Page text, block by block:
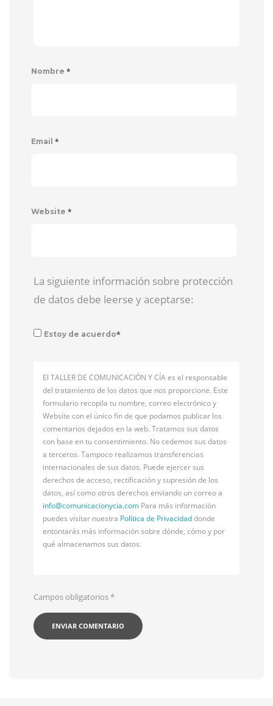
Nombre *
Email *
Website *
La siguiente información sobre protección
de datos debe leerse y aceptarse:
Estoy de acuerdo*
El TALLER DE COMUNICACIÓN Y CÍA es el responsable
del tratamiento de los datos que nos proporcione. Este
formulario recopila tu nombre, correo electrónico y
Website con el único fin de que podamos publicar los
comentarios dejados en la web. Tratamos sus datos
con base en tu consentimiento. No cedemos sus datos
a terceros. Tampoco realizamos transferencias
internacionales de sus datos. Puede ejercer sus
derechos de acceso, rectificación y supresión de los
datos, así como otros derechos enviando un correo a
info@comunicacionycia.com Para más información
puedes visitar nuestra Política de Privacidaddonde
entontarás más información sobre dónde, cómo y por
qué almacenamos sus datos.
Campos obligatorios*